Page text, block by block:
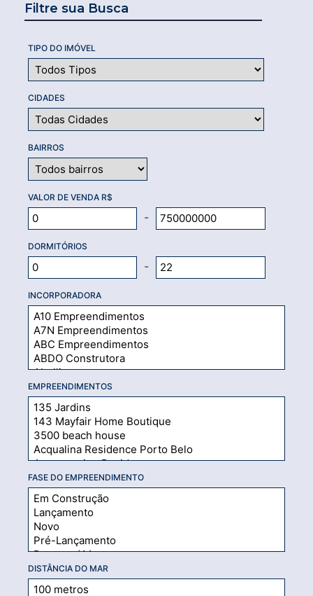
Filtre sua Busca
TIPO DO IMÓVEL
CIDADES
BAIRROS
VALOR DE VENDA R$
-
DORMITÓRIOS
-
INCORPORADORA
EMPREENDIMENTOS
FASE DO EMPREENDIMENTO
DISTÂNCIA DO MAR